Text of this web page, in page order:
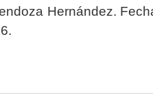
Hernández.